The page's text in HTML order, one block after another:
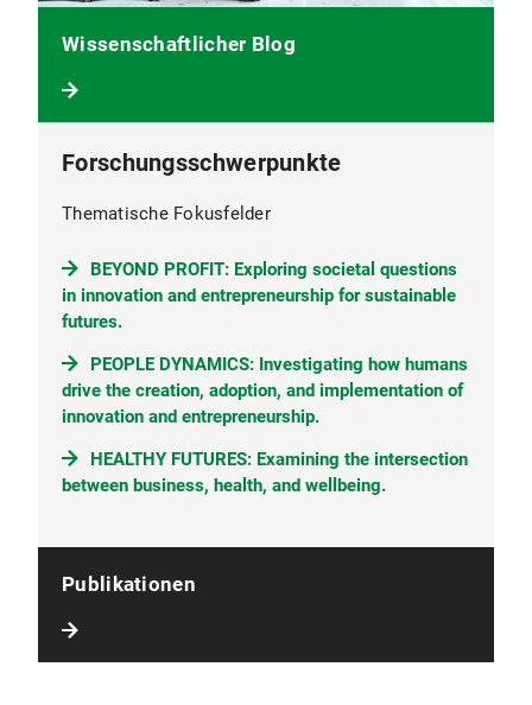
Forschungsschwerpunkte
Thematische Fokusfelder
BEYOND PROFIT: Exploring societal questions
in innovation and entrepreneurship for sustainable
futures.
PEOPLE DYNAMICS: Investigating how humans
drive the creation, adoption, and implementation of
innovation and entrepreneurship.
HEALTHY FUTURES: Examining the intersection
between business, health, and wellbeing.
Wissenschaftlicher Blog
Publikationen